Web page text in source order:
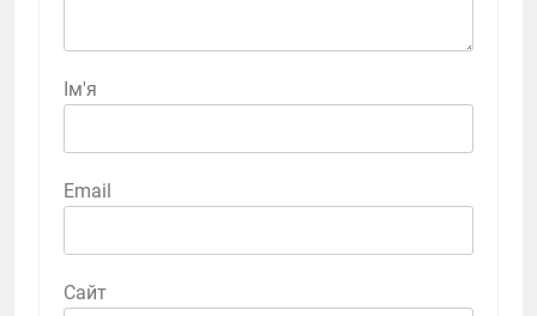
Ім'я
Email
Сайт